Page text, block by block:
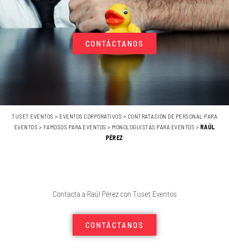
CONTÁCTANOS
TUSET EVENTOS > EVENTOS CORPORATIVOS > CONTRATACIÓN DE PERSONAL PARA
EVENTOS > FAMOSOS PARA EVENTOS > MONOLOGUISTAS PARA EVENTOS > RAÚL
PÉREZ
Contacta a Raúl Pérez con Tuset Eventos
CONTÁCTANOS